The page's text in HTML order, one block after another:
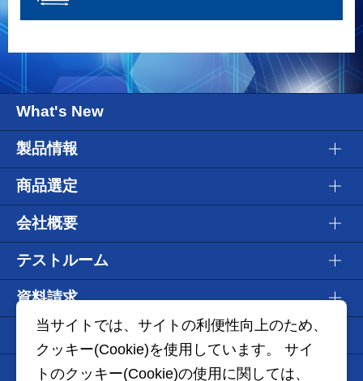
What's New
製品情報
商品選定
会社概要
テストルーム
資料請求
WEBショールーム
Information
当サイトでは、サイトの利便性向上のため、
クッキー(Cookie)を使用しています。 サイ
トのクッキー(Cookie)の使用に関しては、